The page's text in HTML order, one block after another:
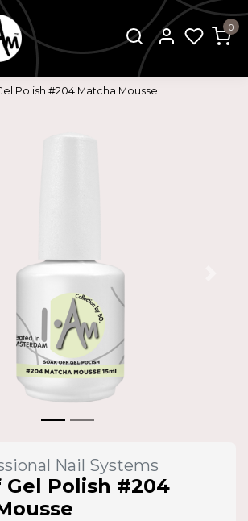
0
Polish #204 Matcha Mousse
Nail Systems
Gel Polish #204